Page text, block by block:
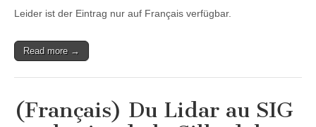
3D
de
la
Leider ist der Eintrag nur auf Français verfügbar.
Read more →
(Français) Du Lidar au SIG